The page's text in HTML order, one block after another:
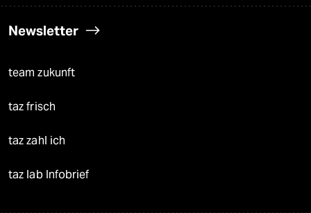
Newsletter
team zukunft
taz frisch
taz zahl ich
taz lab Infobrief